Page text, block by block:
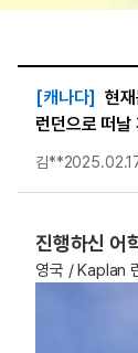
[캐나다] 현
런던으로 떠날
김**
진행하신 어
영국 / Kaplan